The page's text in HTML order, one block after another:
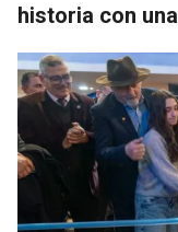
historia con